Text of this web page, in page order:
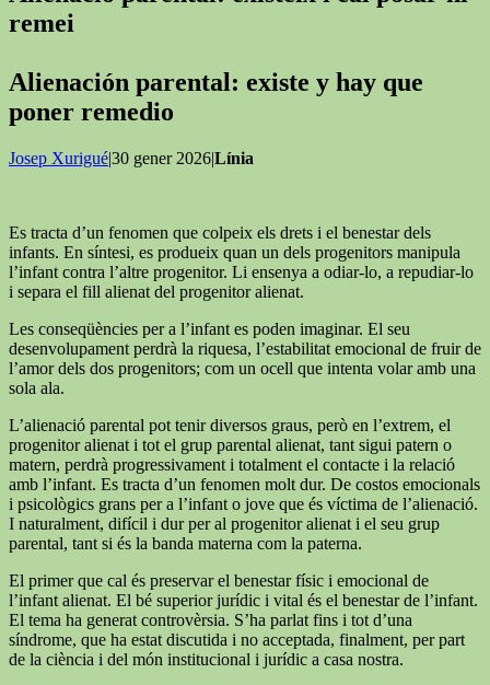
remei
Alienación parental: existe y hay que
poner remedio
Josep Xurigué|30 gener 2026|Línia
Es tracta d’un fenomen que colpeix els drets i el benestar dels
infants. En síntesi, es produeix quan un dels progenitors manipula
l’infant contra l’altre progenitor. Li ensenya a odiar-lo, a repudiar-lo
i separa el fill alienat del progenitor alienat.
Les conseqüències per a l’infant es poden imaginar. El seu
desenvolupament perdrà la riquesa, l’estabilitat emocional de fruir de
l’amor dels dos progenitors; com un ocell que intenta volar amb una
sola ala.
L’alienació parental pot tenir diversos graus, però en l’extrem, el
progenitor alienat i tot el grup parental alienat, tant sigui patern o
matern, perdrà progressivament i totalment el contacte i la relació
amb l’infant. Es tracta d’un fenomen molt dur. De costos emocionals
i psicològics grans per a l’infant o jove que és víctima de l’alienació.
I naturalment, difícil i dur per al progenitor alienat i el seu grup
parental, tant si és la banda materna com la paterna.
El primer que cal és preservar el benestar físic i emocional de
l’infant alienat. El bé superior jurídic i vital és el benestar de l’infant.
El tema ha generat controvèrsia. S’ha parlat fins i tot d’una
síndrome, que ha estat discutida i no acceptada, finalment, per part
de la ciència i del món institucional i jurídic a casa nostra.